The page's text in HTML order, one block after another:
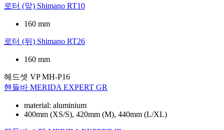
로터 (앞) Shimano RT10
160 mm
로터 (뒤) Shimano RT26
160 mm
헤드셋 VP MH-P16
핸들바 MERIDA EXPERT GR
material: aluminium
400mm (XS/S), 420mm (M), 440mm (L/XL)